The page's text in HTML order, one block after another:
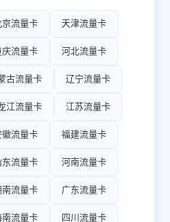
京流量卡 天津流量卡
庆流量卡 河北流量卡
古流量卡 辽宁流量卡
江流量卡 江苏流量卡
徽流量卡 福建流量卡
东流量卡 河南流量卡
南流量卡 广东流量卡
南流量卡 四川流量卡